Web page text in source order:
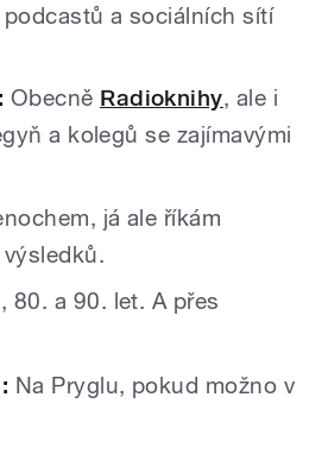
a sociálních sítí
Obecně Radioknihy, ale i
a kolegů se zajímavými
já ale říkám
80. a 90. let. A přes
Na Pryglu, pokud možno v